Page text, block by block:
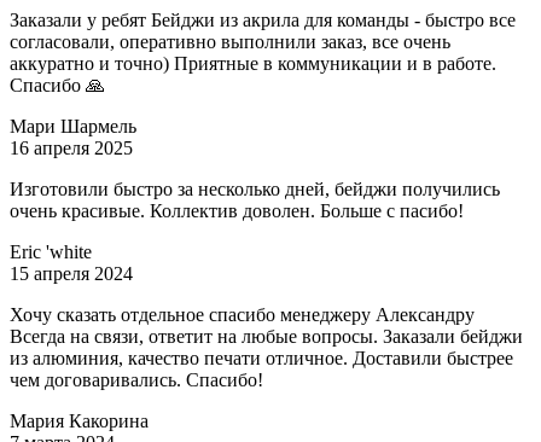
Заказали у ребят Бейджи из акрила для команды - быстро все
согласовали, оперативно выполнили заказ, все очень
аккуратно и точно) Приятные в коммуникации и в работе.
Спасибо 🙏
Мари Шармель
16 апреля 2025
Изготовили быстро за несколько дней, бейджи получились
очень красивые. Коллектив доволен. Больше с пасибо!
Eric 'white
15 апреля 2024
Хочу сказать отдельное спасибо менеджеру Александру
Всегда на связи, ответит на любые вопросы. Заказали бейджи
из алюминия, качество печати отличное. Доставили быстрее
чем договаривались. Спасибо!
Мария Какорина